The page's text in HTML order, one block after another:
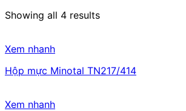
Showing all 4 results
Xem nhanh
Hộp mực Minotal TN217/414
Xem nhanh